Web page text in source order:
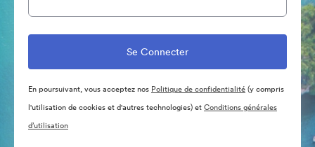
En poursuivant, vous acceptez nos Politique de confidentialité(y compris
l'utilisation de cookies et d'autres technologies) etConditions générales
d’utilisation